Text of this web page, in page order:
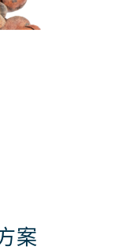
案
烘烤